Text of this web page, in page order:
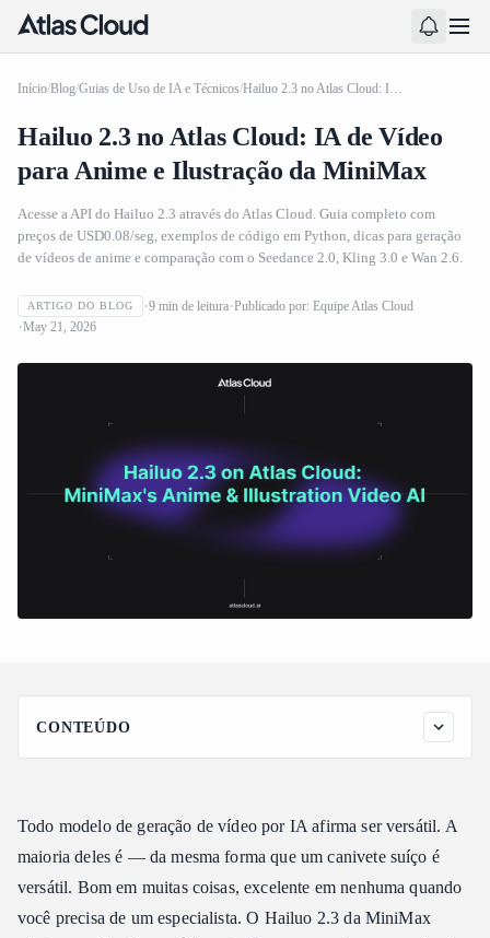
Início/Blog/Guias de Uso de IA e Técnicos/ Hailuo 2.3 no Atlas Cloud: IA de Vídeo para Anime e Ilustração da MiniMax
Hailuo 2.3 no Atlas Cloud: IA de Vídeo
para Anime e Ilustração da MiniMax
Acesse a API do Hailuo 2.3 através do Atlas Cloud. Guia completo com
preços de USD0.08/seg, exemplos de código em Python, dicas para geração
de vídeos de anime e comparação com o Seedance 2.0, Kling 3.0 e Wan 2.6.
ARTIGO DO BLOG 9 min de leitura Publicado por: Equipe Atlas Cloud
May 21, 2026
CONTEÚDO
Por que o Hailuo 2.3 se destaca
Produção estilizada que se mantém fiel
A base da MiniMax
Principais recursos do Hailuo 2.3
Preços do Hailuo 2.3
Todo modelo de geração de vídeo por IA afirma ser versátil. A
maioria deles é — da mesma forma que um canivete suíço é
versátil. Bom em muitas coisas, excelente em nenhuma quando
você precisa de um especialista. O Hailuo 2.3 da MiniMax